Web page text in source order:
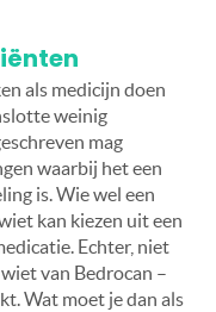
als medicijn doen
weinig
mag
waarbij het een
is. Wie wel een
kan kiezen uit een
Echter, niet
van Bedrocan –
Wat moet je dan als